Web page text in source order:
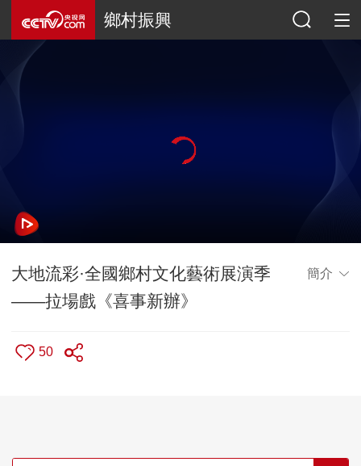
鄉村振興
大地流彩·全國鄉村文化藝術展演季
——拉場戲《喜事新辦》
簡介
50